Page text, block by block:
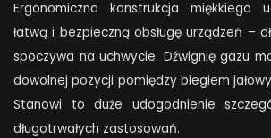
Ergonomiczna konstrukcja miękkiego
łatwą i bezpieczną obsługę urządzeń –
spoczywa na uchwycie. Dźwignię gazu
dowolnej pozycji pomiędzy biegiem
Stanowi to duże udogodnienie
długotrwałych zastosowań.